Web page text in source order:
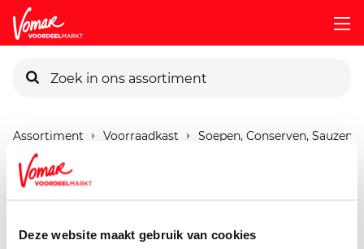
Deze website maakt gebruik van cookies
Pincode vergeten
Persoonlijk KIK-account
Assortiment Voorraadkast Soepen, Conserven, Sauzen
G'woon Augurken Fijn